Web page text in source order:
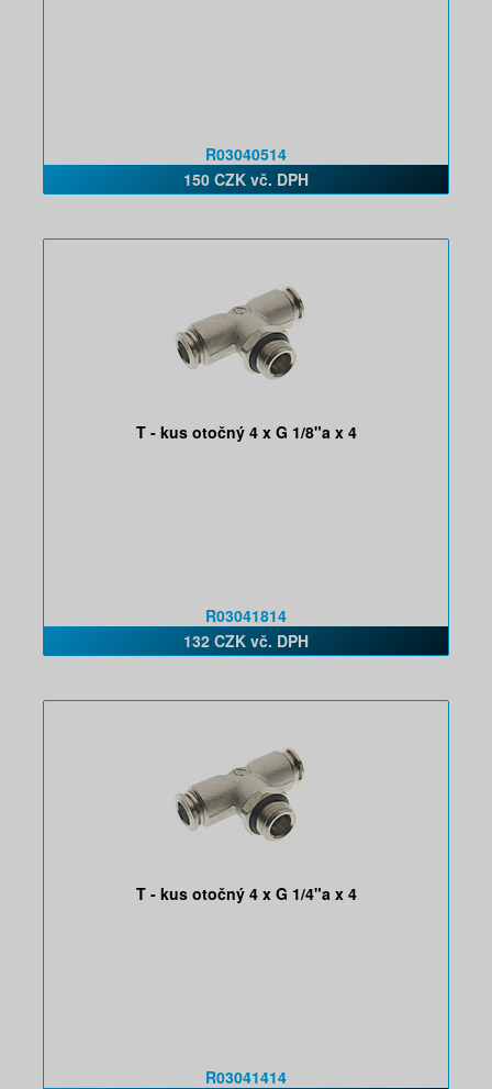
R03040514
150 CZK vč. DPH
T - kus otočný 4 x G 1/8"a x 4
R03041814
132 CZK vč. DPH
T - kus otočný 4 x G 1/4"a x 4
R03041414